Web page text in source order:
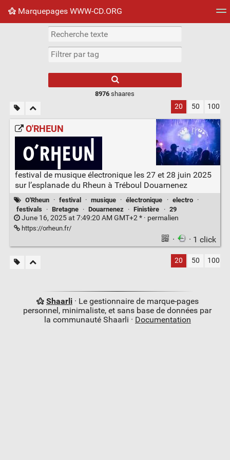
Marquepages WWW-CD.ORG
Nuage de tags Mur d'images
8976 shaares
20 50 100
O'RHEUN
festival de musique électronique les 27 et 28 juin 2025
sur l’esplanade du Rheun à Tréboul Douarnenez
O'Rheun · festival · musique · électronique · electro
·
festivals
· Bretagne · Douarnenez · Finistère · 29
June 16, 2025 at 7:49:20 AM GMT+2 * · permalien
https://orheun.fr/
· · 1 click
20 50 100
Shaarli· Le gestionnaire de marque-pages
personnel, minimaliste, et sans base de données par
la communauté Shaarli · Documentation